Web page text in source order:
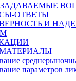
ОТВЕТЫ
И
параметров